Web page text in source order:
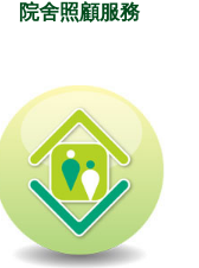
院舍照顧服務